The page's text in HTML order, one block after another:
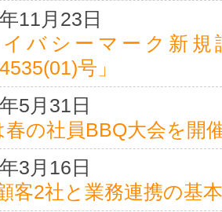
11月23日
バシーマーク新
号」
5月31日
春の社員BBQ大会を開
3月16日
客2社と業務連携の基